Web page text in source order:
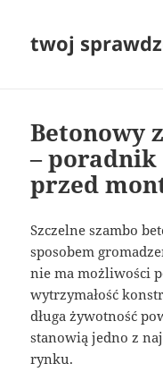
twoj
Betonowy
–
przed
Szczelne szambo
sposobem
nie ma możliwości
wytrzymałość
długa żywotność
stanowią jedno z
rynku.